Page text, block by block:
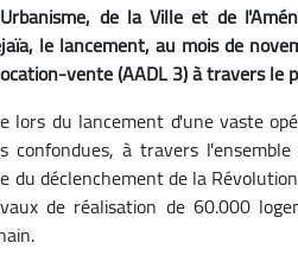
de la Ville et de
le lancement, au mois de
vente (AADL 3) à travers le
lors du lancement d'une vaste
à travers
du déclenchement de la
de réalisation de 60.000